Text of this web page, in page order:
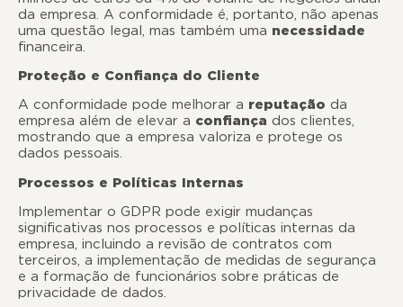
da empresa. A conformidade é, portanto, não apenas
uma questão legal, mas também uma necessidade
financeira.
Proteção e Confiança do Cliente
A conformidade pode melhorar a reputação da
empresa além de elevar a confiança dos clientes,
mostrando que a empresa valoriza e protege os
dados pessoais.
Processos e Políticas Internas
Implementar o GDPR pode exigir mudanças
significativas nos processos e políticas internas da
empresa, incluindo a revisão de contratos com
terceiros, a implementação de medidas de segurança
e a formação de funcionários sobre práticas de
privacidade de dados.